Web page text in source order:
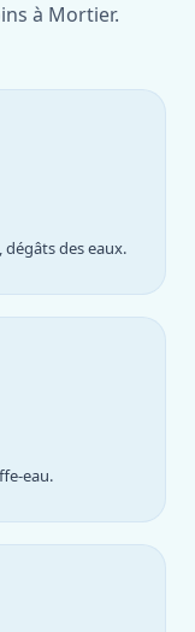
à Mortier.
des eaux.
eau.